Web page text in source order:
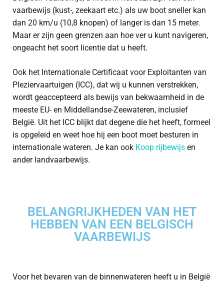
vaarbewijs (kust-, zeekaart etc.) als uw boot sneller kan
dan 20 km/u (10,8 knopen) of langer is dan 15 meter.
Maar er zijn geen grenzen aan hoe ver u kunt navigeren,
ongeacht het soort licentie dat u heeft.
Ook het Internationale Certificaat voor Exploitanten van
Pleziervaartuigen (ICC), dat wij u kunnen verstrekken,
wordt geaccepteerd als bewijs van bekwaamheid in de
meeste EU- en Middellandse-Zeewateren, inclusief
België. Uit het ICC blijkt dat degene die het heeft, formeel
is opgeleid en weet hoe hij een boot moet besturen in
internationale wateren. Je kan ook Koop rijbewijs en
ander landvaarbewijs.
BELANGRIJKHEDEN VAN HET
HEBBEN VAN EEN BELGISCH
VAARBEWIJS
Voor het bevaren van de binnenwateren heeft u in België